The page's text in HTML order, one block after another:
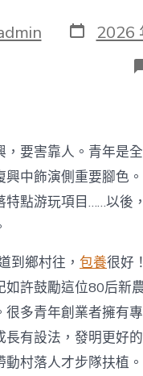
發
表
2026
，要害靠人。青年是
興中飾演側重要腳色
特點游玩項目……以後
到鄉村往， 包養很好
許鼓勵這位80后新
很多青年創業者擁有
長有設法，發明更好
村落人才步隊扶植。